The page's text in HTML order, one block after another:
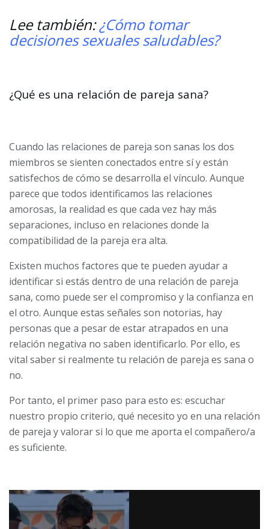
Lee también:¿Cómo tomar
decisiones sexuales saludables?
¿Qué es una relación de pareja sana?
Cuando las relaciones de pareja son sanas los dos
miembros se sienten conectados entre sí y están
satisfechos de cómo se desarrolla el vínculo. Aunque
parece que todos identificamos las relaciones
amorosas, la realidad es que cada vez hay más
separaciones, incluso en relaciones donde la
compatibilidad de la pareja era alta.
Existen muchos factores que te pueden ayudar a
identificar si estás dentro de una relación de pareja
sana, como puede ser el compromiso y la confianza en
el otro. Aunque estas señales son notorias, hay
personas que a pesar de estar atrapados en una
relación negativa no saben identificarlo. Por ello, es
vital saber si realmente tu relación de pareja es sana o
no.
Por tanto, el primer paso para esto es: escuchar
nuestro propio criterio, qué necesito yo en una relación
de pareja y valorar si lo que me aporta el compañero/a
es suficiente.